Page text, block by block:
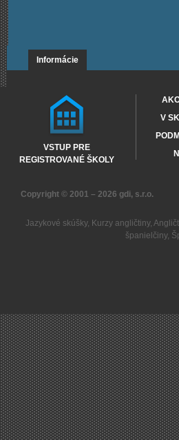
Informácie
VSTUP PRE
REGISTROVANÉ ŠKOLY
V
Copyright © 2001 – 2026 gdi, s.r.o.
Jazykové skúšky, Kurzy angličtiny,
španielčiny,